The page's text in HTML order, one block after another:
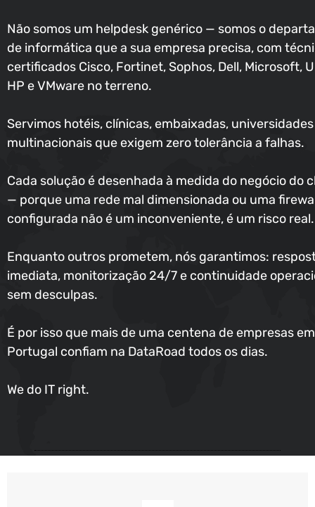
Não somos um helpdesk genérico — somos o
de informática que a sua empresa precisa, com
certificados Cisco, Fortinet, Sophos, Dell, Microsoft,
HP e VMware no terreno.
Servimos hotéis, clínicas, embaixadas,
multinacionais que exigem zero tolerância a falhas.
Cada solução é desenhada à medida do negócio do
— porque uma rede mal dimensionada ou uma
configurada não é um inconveniente, é um risco real.
Enquanto outros prometem, nós garantimos:
imediata, monitorização 24/7 e continuidade
sem desculpas.
É por isso que mais de uma centena de empresas em
Portugal confiam na DataRoad todos os dias.
We do IT right.